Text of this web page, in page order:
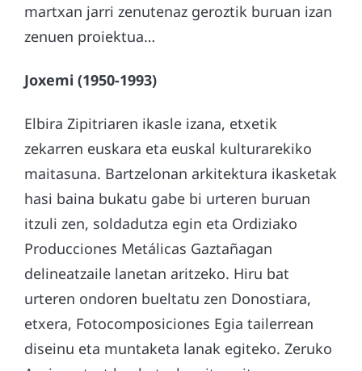
martxan jarri zenutenaz geroztik buruan izan
zenuen proiektua…
Joxemi (1950-1993)
Elbira Zipitriaren ikasle izana, etxetik
zekarren euskara eta euskal kulturarekiko
maitasuna. Bartzelonan arkitektura ikasketak
hasi baina bukatu gabe bi urteren buruan
itzuli zen, soldadutza egin eta Ordiziako
Producciones Metálicas Gaztañagan
delineatzaile lanetan aritzeko. Hiru bat
urteren ondoren bueltatu zen Donostiara,
etxera, Fotocomposiciones Egia tailerrean
diseinu eta muntaketa lanak egiteko. Zeruko